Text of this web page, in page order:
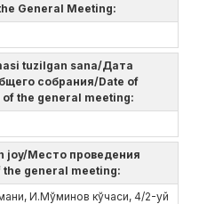
General Meeting:
tuzilgan sana/Дата
собрания/Date of
the general meeting:
joy/Место проведения
general meeting:
И.Мўминов кўчаси, 4/2-уй